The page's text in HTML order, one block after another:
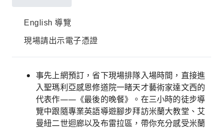
English 導覽
現場請出示電子憑證
事先上網預訂，省下現場排隊入場時間，直接進
入聖瑪利亞感恩修道院一睹天才藝術家達文西的
代表作——《最後的晚餐》。在三小時的徒步導
覽中跟隨專業英語導遊腳步拜訪米蘭大教堂、艾
曼紐二世迴廊以及布雷拉區，帶你充分感受米蘭